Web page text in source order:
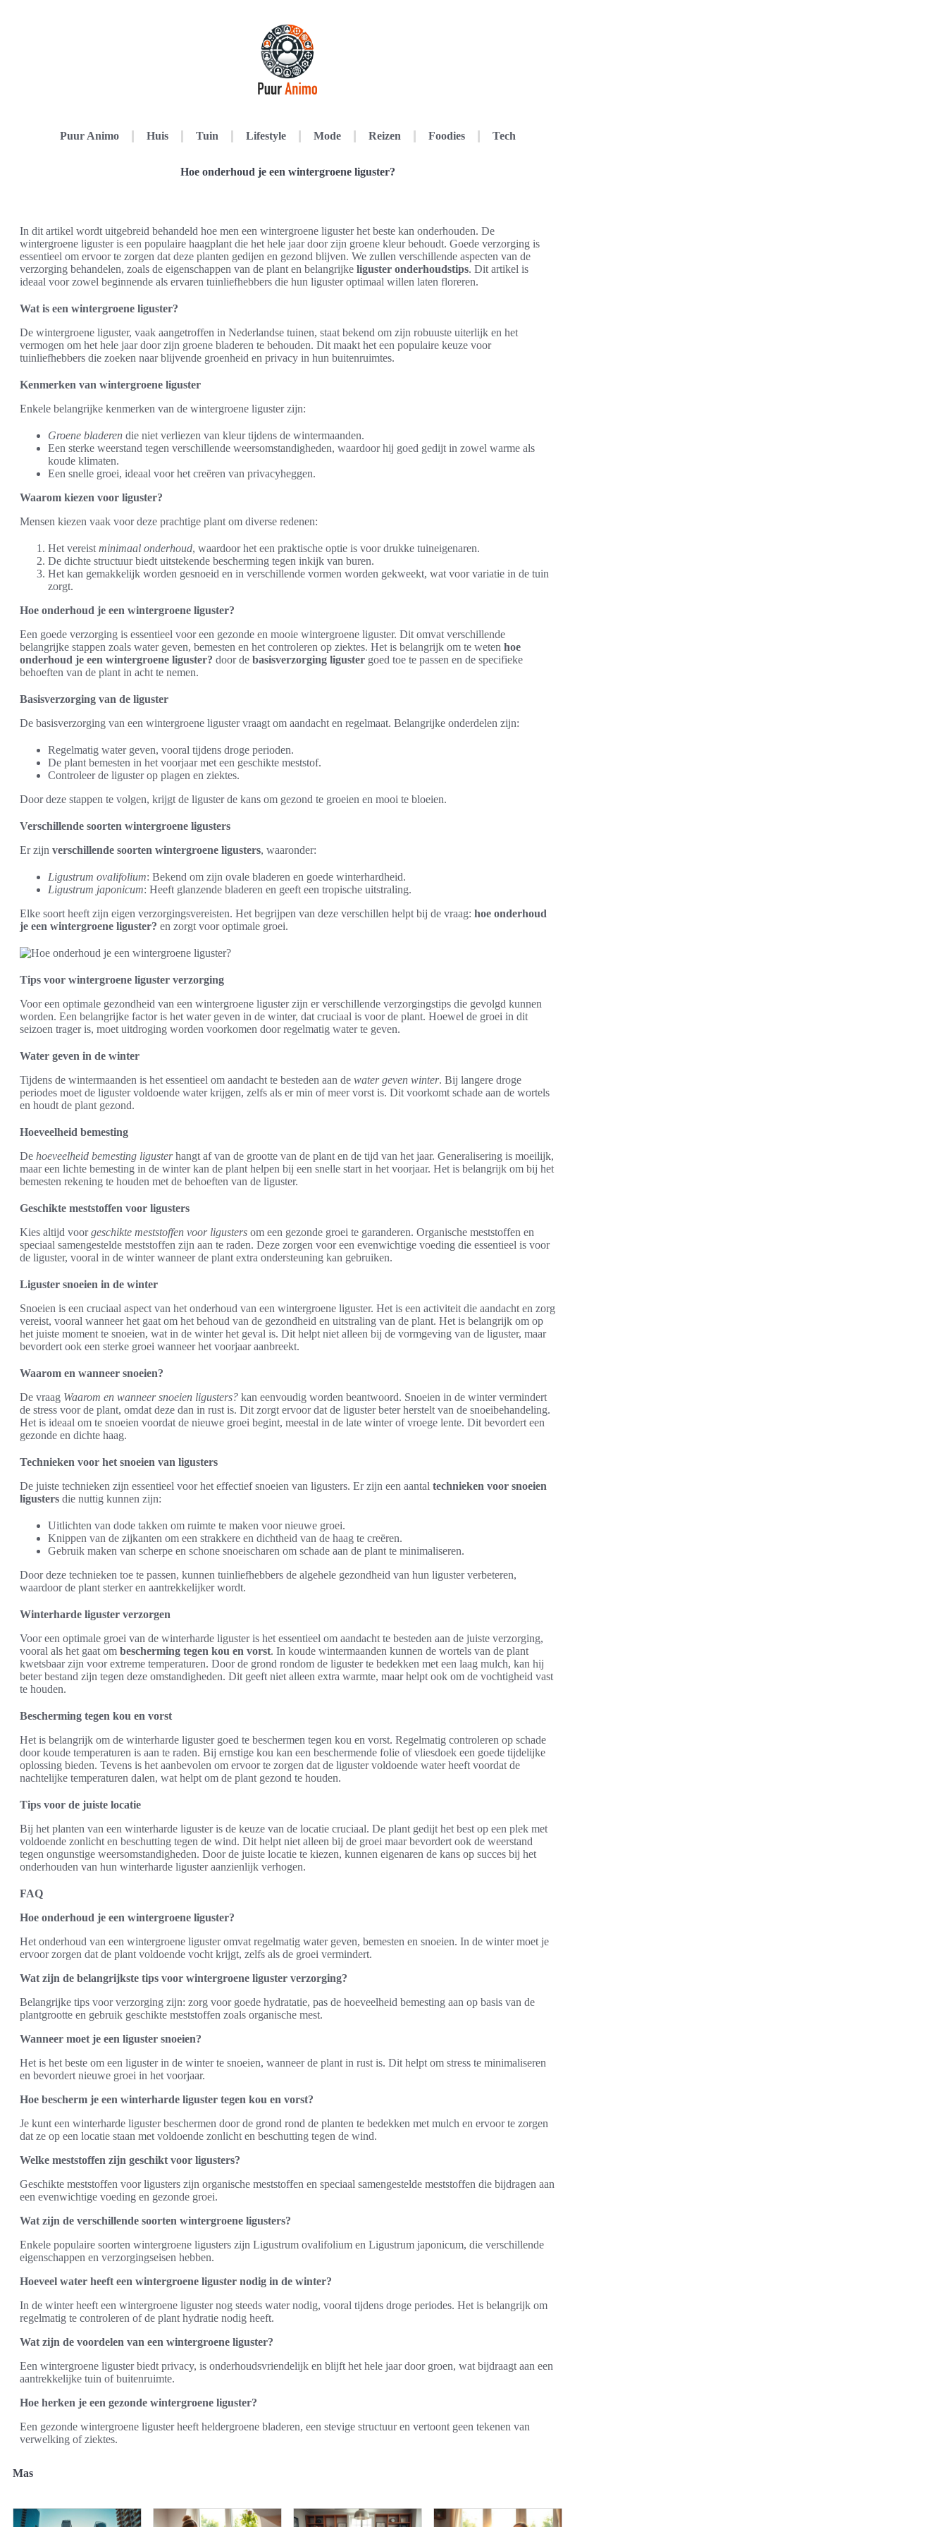
Puur Animo Huis Tuin Lifestyle Mode Reizen Foodies Tech
Hoe onderhoud je een wintergroene liguster?
In dit artikel wordt uitgebreid behandeld hoe men een wintergroene liguster het beste kan onderhouden. De
wintergroene liguster is een populaire haagplant die het hele jaar door zijn groene kleur behoudt. Goede verzorging is
essentieel om ervoor te zorgen dat deze planten gedijen en gezond blijven. We zullen verschillende aspecten van de
verzorging behandelen, zoals de eigenschappen van de plant en belangrijke liguster onderhoudstips. Dit artikel is
ideaal voor zowel beginnende als ervaren tuinliefhebbers die hun liguster optimaal willen laten floreren.
Wat is een wintergroene liguster?
De wintergroene liguster, vaak aangetroffen in Nederlandse tuinen, staat bekend om zijn robuuste uiterlijk en het
vermogen om het hele jaar door zijn groene bladeren te behouden. Dit maakt het een populaire keuze voor
tuinliefhebbers die zoeken naar blijvende groenheid en privacy in hun buitenruimtes.
Kenmerken van wintergroene liguster
Enkele belangrijke kenmerken van de wintergroene liguster zijn:
Groene bladeren die niet verliezen van kleur tijdens de wintermaanden.
Een sterke weerstand tegen verschillende weersomstandigheden, waardoor hij goed gedijt in zowel warme als
koude klimaten.
Een snelle groei, ideaal voor het creëren van privacyheggen.
Waarom kiezen voor liguster?
Mensen kiezen vaak voor deze prachtige plant om diverse redenen:
Het vereist minimaal onderhoud, waardoor het een praktische optie is voor drukke tuineigenaren.
De dichte structuur biedt uitstekende bescherming tegen inkijk van buren.
Het kan gemakkelijk worden gesnoeid en in verschillende vormen worden gekweekt, wat voor variatie in de tuin
zorgt.
Hoe onderhoud je een wintergroene liguster?
Een goede verzorging is essentieel voor een gezonde en mooie wintergroene liguster. Dit omvat verschillende
belangrijke stappen zoals water geven, bemesten en het controleren op ziektes. Het is belangrijk om te weten hoe
onderhoud je een wintergroene liguster? door de basisverzorging liguster goed toe te passen en de specifieke
behoeften van de plant in acht te nemen.
Basisverzorging van de liguster
De basisverzorging van een wintergroene liguster vraagt om aandacht en regelmaat. Belangrijke onderdelen zijn:
Regelmatig water geven, vooral tijdens droge perioden.
De plant bemesten in het voorjaar met een geschikte meststof.
Controleer de liguster op plagen en ziektes.
Door deze stappen te volgen, krijgt de liguster de kans om gezond te groeien en mooi te bloeien.
Verschillende soorten wintergroene ligusters
Er zijn verschillende soorten wintergroene ligusters, waaronder:
Ligustrum ovalifolium: Bekend om zijn ovale bladeren en goede winterhardheid.
Ligustrum japonicum: Heeft glanzende bladeren en geeft een tropische uitstraling.
Elke soort heeft zijn eigen verzorgingsvereisten. Het begrijpen van deze verschillen helpt bij de vraag: hoe onderhoud
je een wintergroene liguster? en zorgt voor optimale groei.
Tips voor wintergroene liguster verzorging
Voor een optimale gezondheid van een wintergroene liguster zijn er verschillende verzorgingstips die gevolgd kunnen
worden. Een belangrijke factor is het water geven in de winter, dat cruciaal is voor de plant. Hoewel de groei in dit
seizoen trager is, moet uitdroging worden voorkomen door regelmatig water te geven.
Water geven in de winter
Tijdens de wintermaanden is het essentieel om aandacht te besteden aan de water geven winter. Bij langere droge
periodes moet de liguster voldoende water krijgen, zelfs als er min of meer vorst is. Dit voorkomt schade aan de wortels
en houdt de plant gezond.
Hoeveelheid bemesting
De hoeveelheid bemesting ligusterhangt af van de grootte van de plant en de tijd van het jaar. Generalisering is moeilijk,
maar een lichte bemesting in de winter kan de plant helpen bij een snelle start in het voorjaar. Het is belangrijk om bij het
bemesten rekening te houden met de behoeften van de liguster.
Geschikte meststoffen voor ligusters
Kies altijd voorgeschikte meststoffen voor ligusters om een gezonde groei te garanderen. Organische meststoffen en
speciaal samengestelde meststoffen zijn aan te raden. Deze zorgen voor een evenwichtige voeding die essentieel is voor
de liguster, vooral in de winter wanneer de plant extra ondersteuning kan gebruiken.
Liguster snoeien in de winter
Snoeien is een cruciaal aspect van het onderhoud van een wintergroene liguster. Het is een activiteit die aandacht en zorg
vereist, vooral wanneer het gaat om het behoud van de gezondheid en uitstraling van de plant. Het is belangrijk om op
het juiste moment te snoeien, wat in de winter het geval is. Dit helpt niet alleen bij de vormgeving van de liguster, maar
bevordert ook een sterke groei wanneer het voorjaar aanbreekt.
Waarom en wanneer snoeien?
De vraag Waarom en wanneer snoeien ligusters? kan eenvoudig worden beantwoord. Snoeien in de winter vermindert
de stress voor de plant, omdat deze dan in rust is. Dit zorgt ervoor dat de liguster beter herstelt van de snoeibehandeling.
Het is ideaal om te snoeien voordat de nieuwe groei begint, meestal in de late winter of vroege lente. Dit bevordert een
gezonde en dichte haag.
Technieken voor het snoeien van ligusters
De juiste technieken zijn essentieel voor het effectief snoeien van ligusters. Er zijn een aantal technieken voor snoeien
ligusters die nuttig kunnen zijn:
Uitlichten van dode takken om ruimte te maken voor nieuwe groei.
Knippen van de zijkanten om een strakkere en dichtheid van de haag te creëren.
Gebruik maken van scherpe en schone snoeischaren om schade aan de plant te minimaliseren.
Door deze technieken toe te passen, kunnen tuinliefhebbers de algehele gezondheid van hun liguster verbeteren,
waardoor de plant sterker en aantrekkelijker wordt.
Winterharde liguster verzorgen
Voor een optimale groei van de winterharde liguster is het essentieel om aandacht te besteden aan de juiste verzorging,
vooral als het gaat om bescherming tegen kou en vorst. In koude wintermaanden kunnen de wortels van de plant
kwetsbaar zijn voor extreme temperaturen. Door de grond rondom de liguster te bedekken met een laag mulch, kan hij
beter bestand zijn tegen deze omstandigheden. Dit geeft niet alleen extra warmte, maar helpt ook om de vochtigheid vast
te houden.
Bescherming tegen kou en vorst
Het is belangrijk om de winterharde liguster goed te beschermen tegen kou en vorst. Regelmatig controleren op schade
door koude temperaturen is aan te raden. Bij ernstige kou kan een beschermende folie of vliesdoek een goede tijdelijke
oplossing bieden. Tevens is het aanbevolen om ervoor te zorgen dat de liguster voldoende water heeft voordat de
nachtelijke temperaturen dalen, wat helpt om de plant gezond te houden.
Tips voor de juiste locatie
Bij het planten van een winterharde liguster is de keuze van de locatie cruciaal. De plant gedijt het best op een plek met
voldoende zonlicht en beschutting tegen de wind. Dit helpt niet alleen bij de groei maar bevordert ook de weerstand
tegen ongunstige weersomstandigheden. Door de juiste locatie te kiezen, kunnen eigenaren de kans op succes bij het
onderhouden van hun winterharde liguster aanzienlijk verhogen.
FAQ
Hoe onderhoud je een wintergroene liguster?
Het onderhoud van een wintergroene liguster omvat regelmatig water geven, bemesten en snoeien. In de winter moet je
ervoor zorgen dat de plant voldoende vocht krijgt, zelfs als de groei vermindert.
Wat zijn de belangrijkste tips voor wintergroene liguster verzorging?
Belangrijke tips voor verzorging zijn: zorg voor goede hydratatie, pas de hoeveelheid bemesting aan op basis van de
plantgrootte en gebruik geschikte meststoffen zoals organische mest.
Wanneer moet je een liguster snoeien?
Het is het beste om een liguster in de winter te snoeien, wanneer de plant in rust is. Dit helpt om stress te minimaliseren
en bevordert nieuwe groei in het voorjaar.
Hoe bescherm je een winterharde liguster tegen kou en vorst?
Je kunt een winterharde liguster beschermen door de grond rond de planten te bedekken met mulch en ervoor te zorgen
dat ze op een locatie staan met voldoende zonlicht en beschutting tegen de wind.
Welke meststoffen zijn geschikt voor ligusters?
Geschikte meststoffen voor ligusters zijn organische meststoffen en speciaal samengestelde meststoffen die bijdragen aan
een evenwichtige voeding en gezonde groei.
Wat zijn de verschillende soorten wintergroene ligusters?
Enkele populaire soorten wintergroene ligusters zijn Ligustrum ovalifolium en Ligustrum japonicum, die verschillende
eigenschappen en verzorgingseisen hebben.
Hoeveel water heeft een wintergroene liguster nodig in de winter?
In de winter heeft een wintergroene liguster nog steeds water nodig, vooral tijdens droge periodes. Het is belangrijk om
regelmatig te controleren of de plant hydratie nodig heeft.
Wat zijn de voordelen van een wintergroene liguster?
Een wintergroene liguster biedt privacy, is onderhoudsvriendelijk en blijft het hele jaar door groen, wat bijdraagt aan een
aantrekkelijke tuin of buitenruimte.
Hoe herken je een gezonde wintergroene liguster?
Een gezonde wintergroene liguster heeft heldergroene bladeren, een stevige structuur en vertoont geen tekenen van
verwelking of ziektes.
Mas